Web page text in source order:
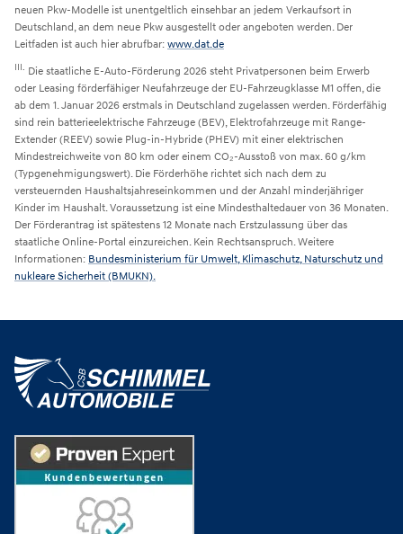
neuen Pkw-Modelle ist unentgeltlich einsehbar an jedem Verkaufsort in
Deutschland, an dem neue Pkw ausgestellt oder angeboten werden. Der
Leitfaden ist auch hier abrufbar: www.dat.de
III. Die staatliche E-Auto-Förderung 2026 steht Privatpersonen beim Erwerb
oder Leasing förderfähiger Neufahrzeuge der EU-Fahrzeugklasse M1 offen, die
ab dem 1. Januar 2026 erstmals in Deutschland zugelassen werden. Förderfähig
sind rein batterieelektrische Fahrzeuge (BEV), Elektrofahrzeuge mit Range-
Extender (REEV) sowie Plug-in-Hybride (PHEV) mit einer elektrischen
Mindestreichweite von 80 km oder einem CO₂-Ausstoß von max. 60 g/km
(Typgenehmigungswert). Die Förderhöhe richtet sich nach dem zu
versteuernden Haushaltsjahreseinkommen und der Anzahl minderjähriger
Kinder im Haushalt. Voraussetzung ist eine Mindesthaltedauer von 36 Monaten.
Der Förderantrag ist spätestens 12 Monate nach Erstzulassung über das
staatliche Online-Portal einzureichen. Kein Rechtsanspruch. Weitere
Informationen: Bundesministerium für Umwelt, Klimaschutz, Naturschutz und
nukleare Sicherheit (BMUKN).